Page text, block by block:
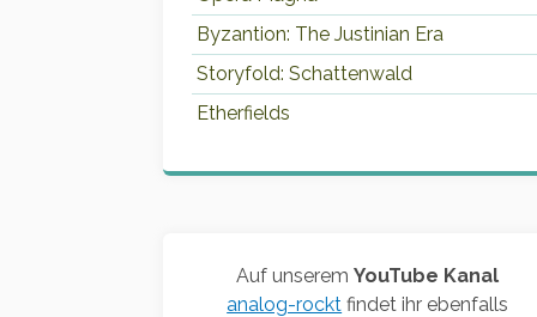
Byzantion: The Justinian Era
Storyfold: Schattenwald
Etherfields
Auf unseremYouTube Kanal
analog-rockt findet ihr ebenfalls